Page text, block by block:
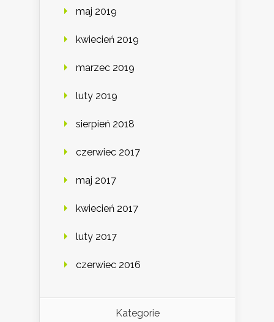
maj 2019
kwiecień 2019
marzec 2019
luty 2019
sierpień 2018
czerwiec 2017
maj 2017
kwiecień 2017
luty 2017
czerwiec 2016
Kategorie